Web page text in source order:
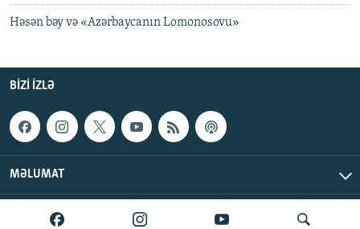
Həsən bəy və «Azərbaycanın Lomonosovu»
BIZI IZLƏ
MƏLUMAT
AzadlıqRadiosu © 2026 Inc. | Bütün hüquqlar qorunur